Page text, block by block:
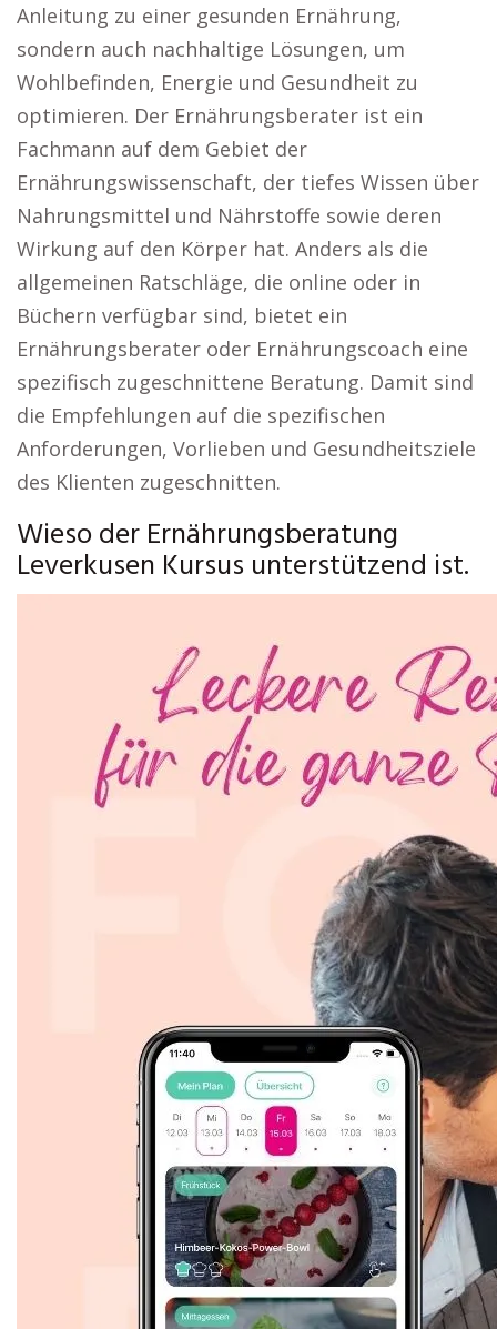
Anleitung zu einer gesunden Ernährung,
sondern auch nachhaltige Lösungen, um
Wohlbefinden, Energie und Gesundheit zu
optimieren. Der Ernährungsberater ist ein
Fachmann auf dem Gebiet der
Ernährungswissenschaft, der tiefes Wissen über
Nahrungsmittel und Nährstoffe sowie deren
Wirkung auf den Körper hat. Anders als die
allgemeinen Ratschläge, die online oder in
Büchern verfügbar sind, bietet ein
Ernährungsberater oder Ernährungscoach eine
spezifisch zugeschnittene Beratung. Damit sind
die Empfehlungen auf die spezifischen
Anforderungen, Vorlieben und Gesundheitsziele
des Klienten zugeschnitten.
Wieso der Ernährungsberatung
Leverkusen Kursus unterstützend ist.